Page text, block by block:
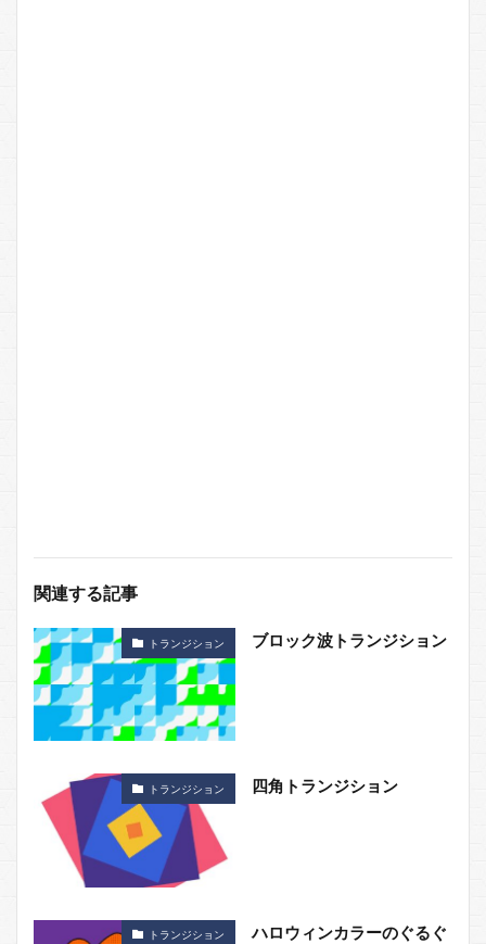
関連する記事
トランジション ブロック波トランジション
トランジション 四角トランジション
トランジション
ハロウィンカラーのぐるぐ